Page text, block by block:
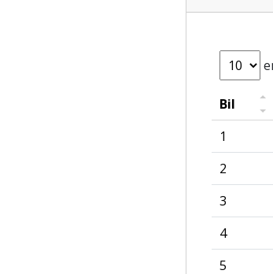
Bil
1
2
3
4
5